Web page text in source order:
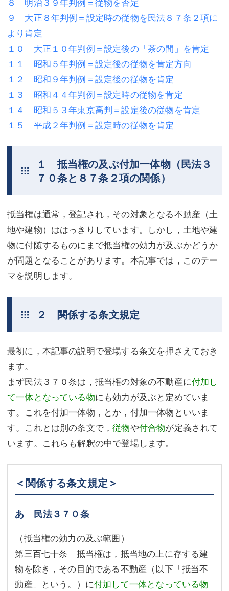
刑事弁護
交通事故
不動産登記
商業登記
調査・書面作成
アクセス
埼玉事務所 (さいたま市)
川口事務所（埼玉県川口市）
交通事故
不動産登記
商業登記
調査・書面作成
債務整理
マスコミ取材・実績
東京事務所 (新宿・四谷)
川口事務所（埼玉県川口市）
お問い合せフォーム
９ 大正８年判例＝設定時の従物を民法８７条２項に
より肯定
１０ 大正１０年判例＝設定後の「茶の間」を肯定
１１ 昭和５年判例＝設定後の従物を肯定方向
１２ 昭和９年判例＝設定後の従物を肯定
１３ 昭和４４年判例＝設定時の従物を肯定
１４ 昭和５３年東京高判＝設定後の従物を肯定
１５ 平成２年判例＝設定時の従物を肯定
１ 抵当権の及ぶ付加一体物（民法３
７０条と８７条２項の関係）
抵当権は通常，登記され，その対象となる不動産（土
地や建物）ははっきりしています。しかし，土地や建
物に付随するものにまで抵当権の効力が及ぶかどうか
が問題となることがあります。本記事では，このテー
マを説明します。
２ 関係する条文規定
最初に，本記事の説明で登場する条文を押さえておき
ます。
まず民法３７０条は，抵当権の対象の不動産に付加し
て一体となっている物にも効力が及ぶと定めていま
す。これを付加一体物，とか，付加一体物といいま
す。これとは別の条文で，従物や付合物が定義されて
います。これらも解釈の中で登場します。
＜関係する条文規定＞
あ 民法３７０条
（抵当権の効力の及ぶ範囲）
第三百七十条 抵当権は，抵当地の上に存する建
物を除き，その目的である不動産（以下「抵当不
動産」という。）に付加して一体となっている物